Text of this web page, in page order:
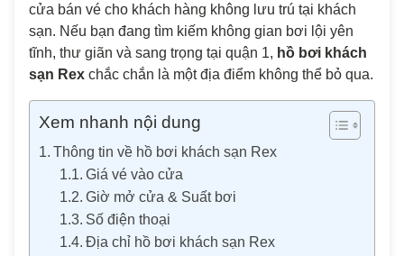
cửa bán vé cho khách hàng không lưu trú tại khách
sạn. Nếu bạn đang tìm kiếm không gian bơi lội yên
tĩnh, thư giãn và sang trọng tại quận 1, hồ bơi khách
sạn Rex chắc chắn là một địa điểm không thể bỏ qua.
Xem nhanh nội dung
Thông tin về hồ bơi khách sạn Rex
Giá vé vào cửa
Giờ mở cửa & Suất bơi
Số điện thoại
Địa chỉ hồ bơi khách sạn Rex